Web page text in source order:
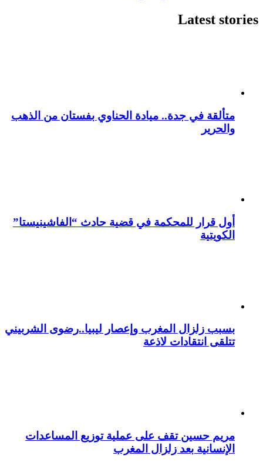
Latest stories
متألقة في جدة.. ميادة الحناوي بفستان من الذهب
والحرير
أول قرار للمحكمة في قضية حادث “الفاشينيستا”
الكويتية
بسبب زلزال المغرب وإعصار ليبيا..رضوى الشربيني
تتلقى انتقادات لاذعة
مريم حسين تقف على عملية توزيع المساعدات
الإنسانية بعد زلزال المغرب